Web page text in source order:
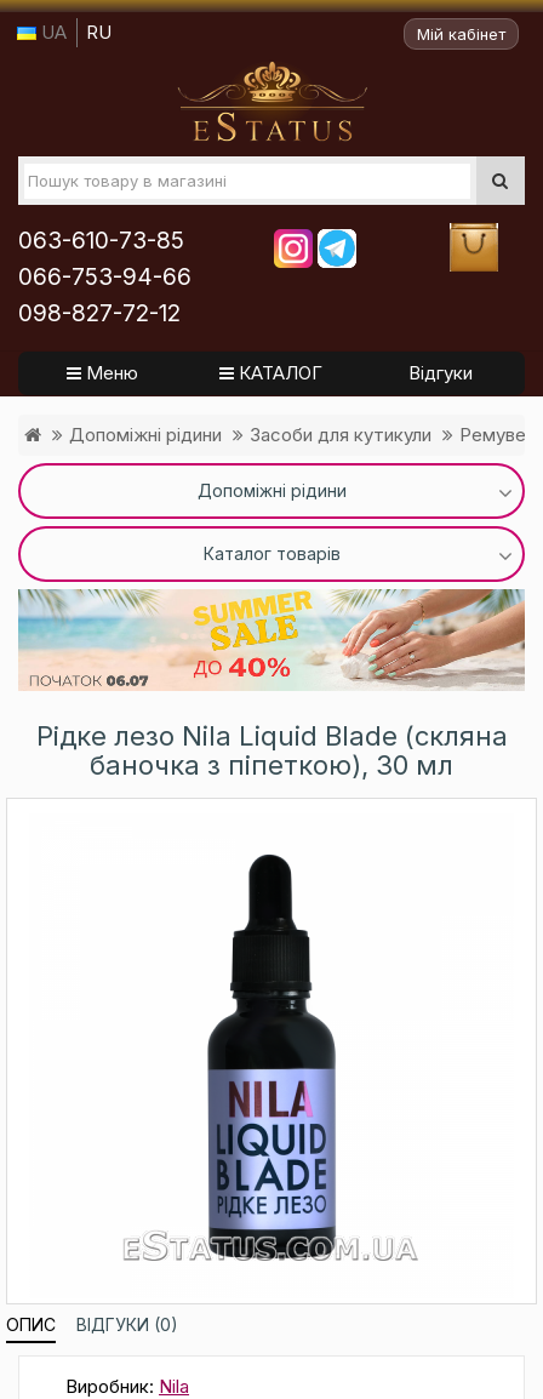
UA RU Мій кабінет
063-610-73-85
066-753-94-66
098-827-72-12
Меню КАТАЛОГ Відгуки
Допоміжні рідини Засоби для кутикули
Допоміжні рідини
Каталог товарів
Рідке лезо Nila Liquid Blade (скляна
баночка з піпеткою), 30 мл
ОПИС ВІДГУКИ (0)
Виробник: Nila